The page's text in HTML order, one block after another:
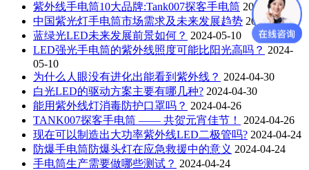
紫外线手电筒10大品牌:Tank007探客手电筒 2023-12-07
中国紫光灯手电筒市场需求及未来发展趋势 2023-11-15
蓝绿光LED未来发展前景如何？ 2024-05-10
LED强光手电筒的紫外线照度可能比阳光高吗？ 2024-
05-10
为什么人眼没有进化出能看到紫外线？ 2024-04-30
白光LED的驱动方案主要有哪几种? 2024-04-30
能用紫外线灯消毒防护口罩吗？ 2024-04-26
TANK007探客手电筒 —— 共贺元宵佳节！
2024-04-26
现在可以制造出大功率紫外线LED二极管吗? 2024-04-24
防爆手电筒防爆头灯在应急救援中的意义 2024-04-24
手电筒生产需要做哪些测试？ 2024-04-24